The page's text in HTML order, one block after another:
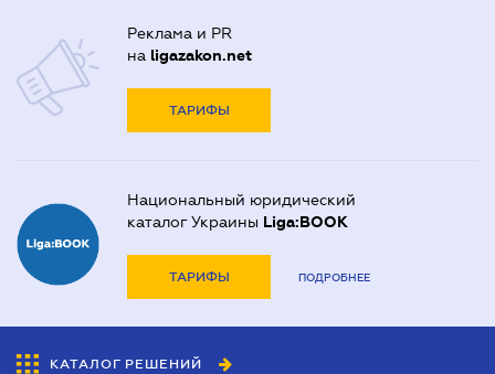
Реклама и PR
на ligazakon.net
ТАРИФЫ
Национальный юридический
каталог Украины Liga:BOOK
ТАРИФЫ ПОДРОБНЕЕ
КАТАЛОГ РЕШЕНИЙ